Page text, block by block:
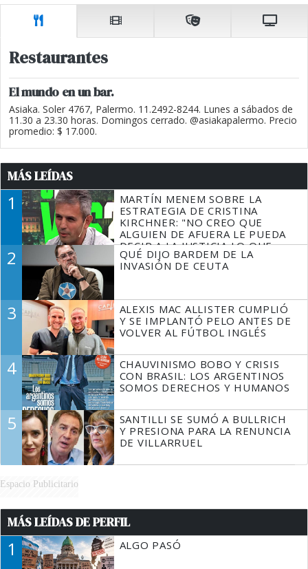
Restaurantes
El mundo en un bar.
Asiaka. Soler 4767, Palermo. 11.2492-8244. Lunes a sábados de
11.30 a 23.30 horas. Domingos cerrado. @asiakapalermo. Precio
promedio: $ 17.000.
MÁS LEÍDAS
1
MARTÍN MENEM SOBRE LA
ESTRATEGIA DE CRISTINA
KIRCHNER: "NO CREO QUE
ALGUIEN DE AFUERA LE PUEDA
DECIR A LA JUSTICIA LO QUE
TIENE QUE HACER"
2
QUÉ DIJO BARDEM DE LA
INVASIÓN DE CEUTA
3
ALEXIS MAC ALLISTER CUMPLIÓ
Y SE IMPLANTÓ PELO ANTES DE
VOLVER AL FÚTBOL INGLÉS
4
CHAUVINISMO BOBO Y CRISIS
CON BRASIL: LOS ARGENTINOS
SOMOS DERECHOS Y HUMANOS
5
SANTILLI SE SUMÓ A BULLRICH
Y PRESIONA PARA LA RENUNCIA
DE VILLARRUEL
Espacio Publicitario
MÁS LEÍDAS DE PERFIL
1 ALGO PASÓ